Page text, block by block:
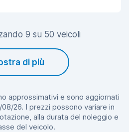
9 su 50 veicoli
di più
approssimativi e sono aggiornati
26. I prezzi possono variare in
alla durata del noleggio e
del veicolo.